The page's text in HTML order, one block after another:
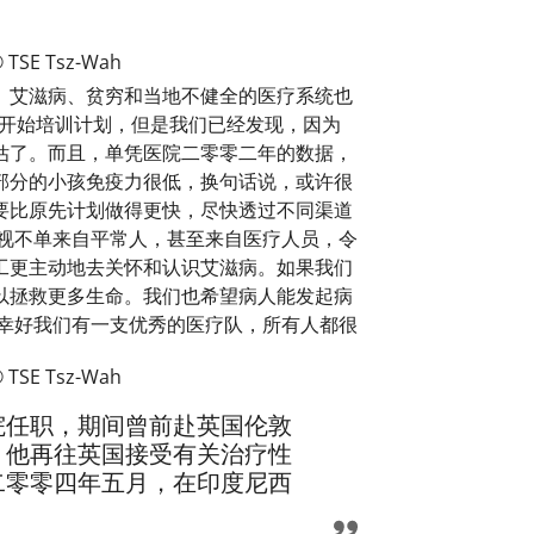
Tsz-Wah
滋病、贫穷和当地不健全的医疗系统也
始培训计划，但是我们已经发现，因为
。而且，单凭医院二零零二年的数据，
的小孩免疫力很低，换句话说，或许很
原先计划做得更快，尽快透过不同渠道
不单来自平常人，甚至来自医疗人员，令
主动地去关怀和认识艾滋病。如果我们
救更多生命。我们也希望病人能发起病
Tsz-Wah
好我们有一支优秀的医疗队，所有人都很
职，期间曾前赴英国伦敦
再往英国接受有关治疗性
零四年五月，在印度尼西